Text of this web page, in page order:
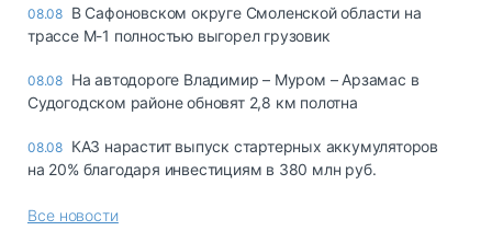
08.08 В Сафоновском округе Смоленской области на
трассе М-1 полностью выгорел грузовик
08.08 На автодороге Владимир – Муром – Арзамас в
Судогодском районе обновят 2,8 км полотна
08.08 КАЗ нарастит выпуск стартерных аккумуляторов
на 20% благодаря инвестициям в 380 млн руб.
Все новости